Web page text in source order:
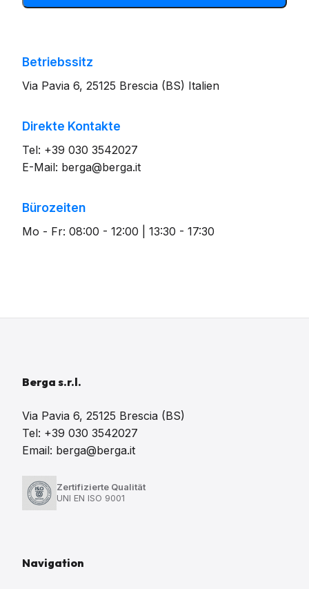
Betriebssitz
Via Pavia 6, 25125 Brescia (BS) Italien
Direkte Kontakte
Tel: +39 030 3542027
E-Mail: berga@berga.it
Bürozeiten
Mo - Fr: 08:00 - 12:00 | 13:30 - 17:30
Berga s.r.l.
Via Pavia 6, 25125 Brescia (BS)
Tel: +39 030 3542027
Email: berga@berga.it
Zertifizierte Qualität
UNI EN ISO 9001
Navigation